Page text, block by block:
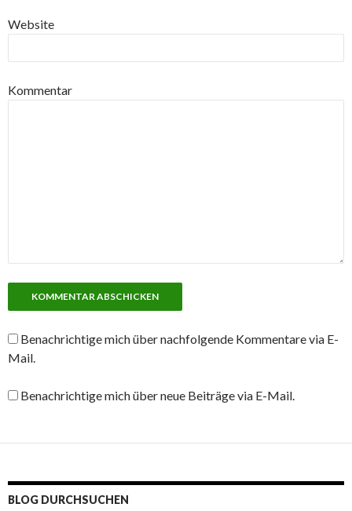
Website
Kommentar
Benachrichtige mich über nachfolgende Kommentare via E-
Mail.
Benachrichtige mich über neue Beiträge via E-Mail.
BLOG DURCHSUCHEN